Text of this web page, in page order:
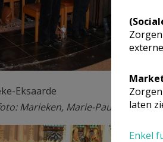
Eksaarde
Marieken, Marie-Paule, Mariette,
Eksaarde 02.JPG
laten
Enkel